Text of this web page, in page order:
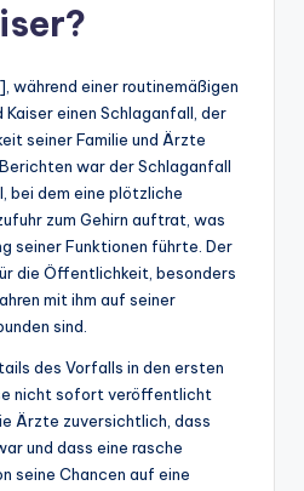
während einer routinemäßigen
einen Schlaganfall, der
seiner Familie und Ärzte
war der Schlaganfall
bei dem eine plötzliche
zum Gehirn auftrat, was
seiner Funktionen führte. Der
die Öffentlichkeit, besonders
mit ihm auf seiner
sind.
des Vorfalls in den ersten
nicht sofort veröffentlicht
Ärzte zuversichtlich, dass
und dass eine rasche
seine Chancen auf eine